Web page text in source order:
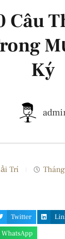
Câu
Ký
Trí
Twitter
WhatsApp